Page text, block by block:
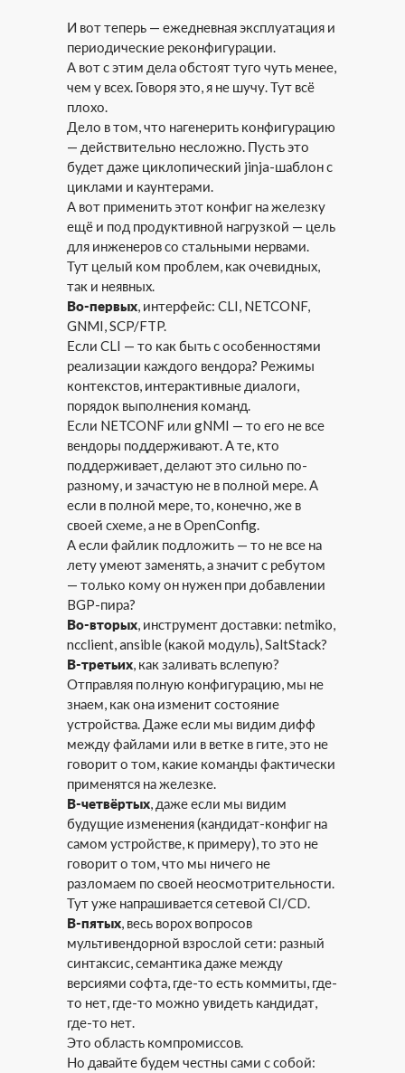
И вот теперь — ежедневная эксплуатация и
периодические реконфигурации.
А вот с этим дела обстоят туго чуть менее,
чем у всех. Говоря это, я не шучу. Тут всё
плохо.
Дело в том, что нагенерить конфигурацию
— действительно несложно. Пусть это
будет даже циклопический jinja-шаблон с
циклами и каунтерами.
А вот применить этот конфиг на железку
ещё и под продуктивной нагрузкой — цель
для инженеров со стальными нервами.
Тут целый ком проблем, как очевидных,
так и неявных.
Во-первых, интерфейс: CLI, NETCONF,
GNMI, SCP/FTP.
Если CLI — то как быть с особенностями
реализации каждого вендора? Режимы
контекстов, интерактивные диалоги,
порядок выполнения команд.
Если NETCONF или gNMI — то его не все
вендоры поддерживают. А те, кто
поддерживает, делают это сильно по-
разному, и зачастую не в полной мере. А
если в полной мере, то, конечно, же в
своей схеме, а не в OpenConfig.
А если файлик подложить — то не все на
лету умеют заменять, а значит с ребутом
— только кому он нужен при добавлении
BGP-пира?
Во-вторых, инструмент доставки: netmiko,
ncclient, ansible (какой модуль), SaltStack?
В-третьих, как заливать вслепую?
Отправляя полную конфигурацию, мы не
знаем, как она изменит состояние
устройства. Даже если мы видим дифф
между файлами или в ветке в гите, это не
говорит о том, какие команды фактически
применятся на железке.
В-четвёртых, даже если мы видим
будущие изменения (кандидат-конфиг на
самом устройстве, к примеру), то это не
говорит о том, что мы ничего не
разломаем по своей неосмотрительности.
Тут уже напрашивается сетевой CI/CD.
В-пятых, весь ворох вопросов
мультивендорной взрослой сети: разный
синтаксис, семантика даже между
версиями софта, где-то есть коммиты, где-
то нет, где-то можно увидеть кандидат,
где-то нет.
Это область компромиссов.
Но давайте будем честны сами с собой: